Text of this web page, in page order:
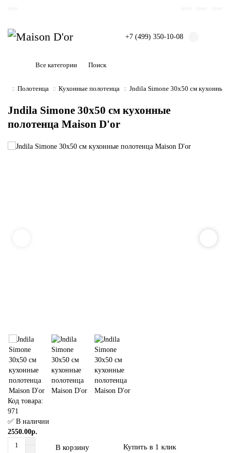
+7 (499) 350-10-08
Все категории
Полотенца Кухонные полотенца Jndila Simone 30x50 см кухонные
Jndila Simone 30x50 см кухонные
полотенца Maison D'or
Код товара:
971
✅ В наличии
2550.00р.
В корзину Купить в 1 клик